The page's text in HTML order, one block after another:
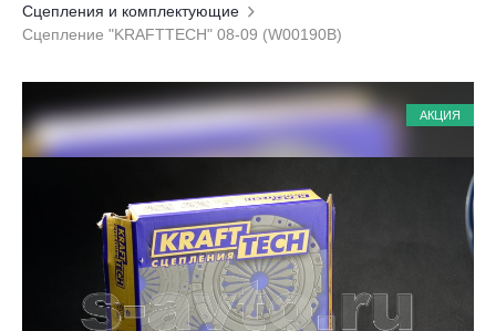
Сцепления и комплектующие
Сцепление "KRAFTTECH" 08-09 (W00190B)
АКЦИЯ